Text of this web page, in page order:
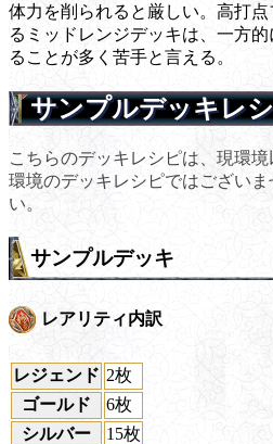
体力を削られると厳しい。高打点
るミッドレンジデッキは、一方
ることが多く苦手と言える。
サンプルデッキレ
こちらのデッキレシピは、現環
環境のデッキレシピではござい
い。
サンプルデッキ
レアリティ内訳
レジェンド 2枚
ゴールド
6枚
シルバー
15枚